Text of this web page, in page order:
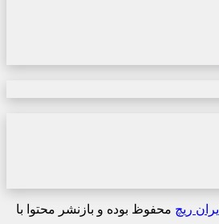
ایران ریچ محفوظ بوده و بازنشر محتوا با